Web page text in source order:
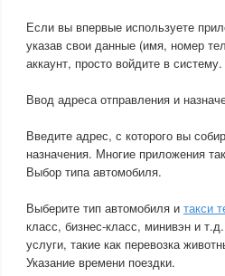
Если вы впервые используете
указав свои данные (имя, номер
аккаунт, просто войдите в систему.
Ввод адреса отправления и
Введите адрес, с которого вы
назначения. Многие приложения
Выбор типа автомобиля.
Выберите тип автомобиля и такси
класс, бизнес-класс, минивэн и
услуги, такие как перевозка
Указание времени поездки.